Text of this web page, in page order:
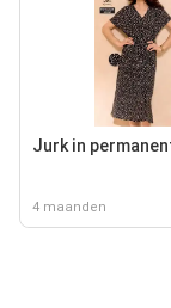
Jurk in
4 maanden